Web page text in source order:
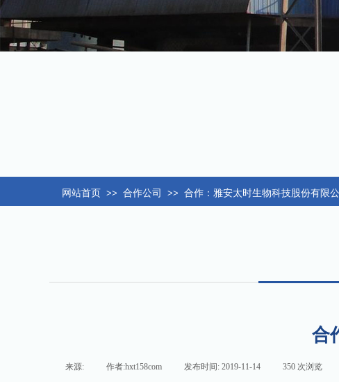
网站首页 >> 合作公司 >> 合作：雅安太时生物科技股份有限公
合
来源: 作者:hxt158com 发布时间: 2019-11-14 350 次浏览